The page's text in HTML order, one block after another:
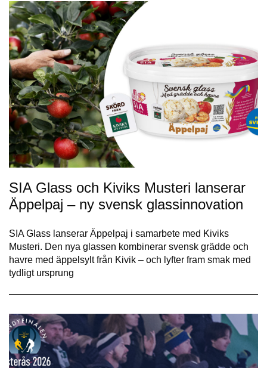
SIA Glass och Kiviks Musteri lanserar
Äppelpaj – ny svensk glassinnovation
SIA Glass lanserar Äppelpaj i samarbete med Kiviks
Musteri. Den nya glassen kombinerar svensk grädde och
havre med äppelsylt från Kivik – och lyfter fram smak med
tydligt ursprung